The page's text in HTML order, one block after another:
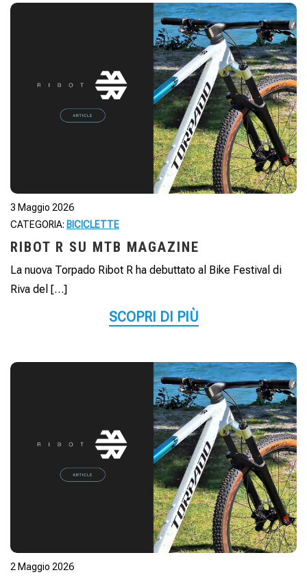
3 Maggio 2026
CATEGORIA: BICICLETTE
RIBOT R SU MTB MAGAZINE
La nuova Torpado Ribot R ha debuttato al Bike Festival di
Riva del […]
SCOPRI DI PIÙ
2 Maggio 2026